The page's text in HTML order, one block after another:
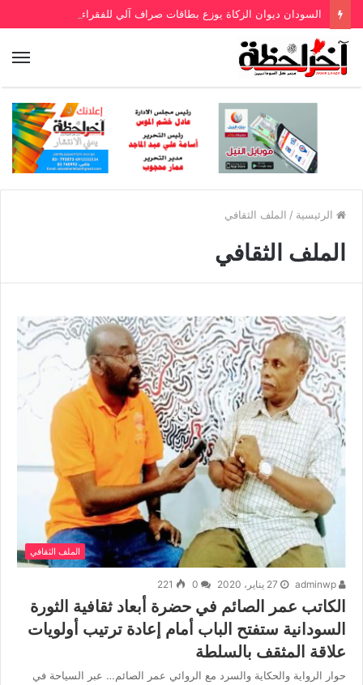
السودان ديوان الزكاة يوزع بطاقات صراف آلي للفقراء
الرئيسية / الملف الثقافي
الملف الثقافي
الملف الثقافي
27 يناير، 2020 221
الكاتب عمر الصائم في حضرة أبعاد ثقافية الثورة
السودانية ستفتح الباب أمام إعادة ترتيب أولويات
علاقة المثقف بالسلطة
حوار الرواية والحكاية والسرد مع الروائي عمر الصائم… عبر السياحة في